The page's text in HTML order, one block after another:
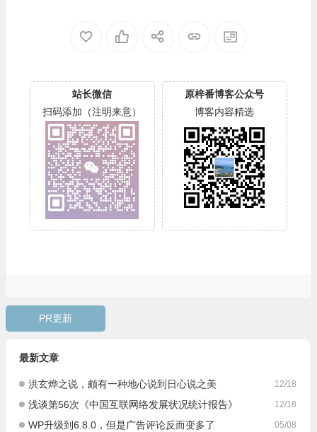
站长微信
扫码添加（注明来意）
原梓番博客公众号
博客内容精选
PR更新
最新文章
12/18
洪玄烨之说，颇有一种地心说到日心说之美
12/18
浅谈第56次《中国互联网络发展状况统计报告》
05/08
WP升级到6.8.0，但是广告评论反而变多了